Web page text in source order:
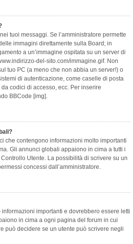
tuoi messaggi. Se l’amministratore permette
immagini direttamente sulla Board; in
a un’immagine ospitata su un server di
del-sito.com/immagine.gif. Non
tuo PC (a meno che non abbia un server!) o
di autenticazione, come caselle di posta
codici di accesso, ecc. Per inserire
BBCode [img].
che contengono informazioni molto importanti
Gli annunci globali appaiono in cima a tutti i
Utente. La possibilità di scrivere su un
concessi dall’amministratore.
importanti e dovrebbero essere letti
in cima a ogni pagina del forum in cui
può decidere se un utente può scrivere negli